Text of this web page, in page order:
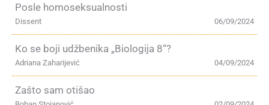
Posle homoseksualnosti
06/09/2024
Dissent
Ko se boji udžbenika „Biologija 8“?
04/09/2024
Adriana Zaharijević
Zašto sam otišao